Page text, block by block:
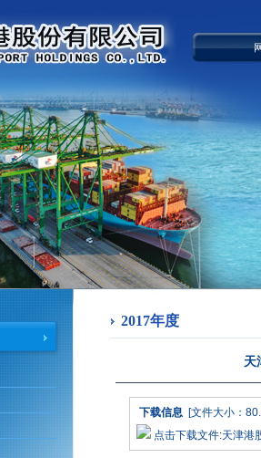
2017年度
天
下载信息[文件大小：
点击下载文件:天津港